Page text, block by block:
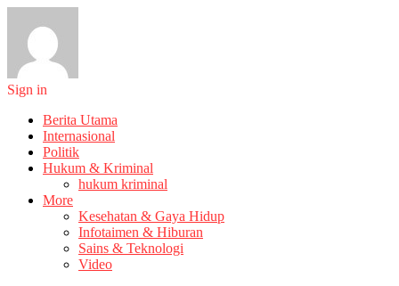
Sign in
Berita Utama
Internasional
Politik
Hukum & Kriminal
hukum kriminal
More
Kesehatan & Gaya Hidup
Infotaimen & Hiburan
Sains & Teknologi
Video